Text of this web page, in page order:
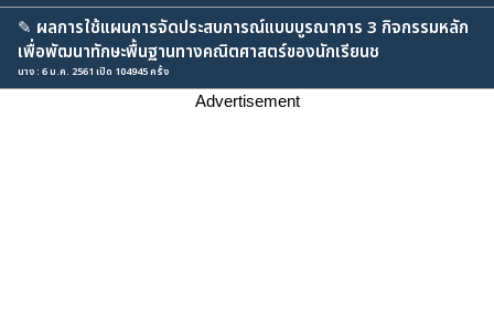
✎ ผลการใช้แผนการจัดประสบการณ์แบบบูรณาการ 3 กิจกรรมหลัก
เพื่อพัฒนาทักษะพื้นฐานทางคณิตศาสตร์ของนักเรียนช
นาง : 6 ม.ค. 2561 เปิด 104945 ครั้ง
Advertisement